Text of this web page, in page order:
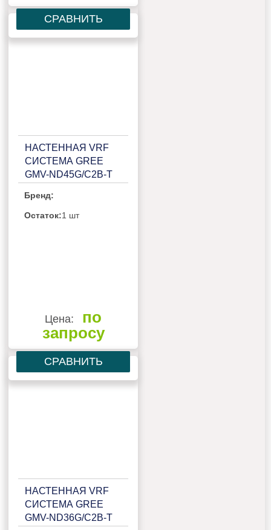
СРАВНИТЬ
НАСТЕННАЯ VRF
СИСТЕМА GREE
GMV-ND45G/C2B-T
Бренд:
Остаток:1 шт
Цена:
по
запросу
СРАВНИТЬ
НАСТЕННАЯ VRF
СИСТЕМА GREE
GMV-ND36G/C2B-T